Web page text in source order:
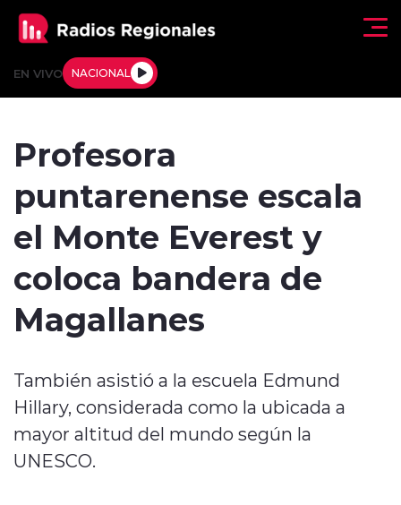
EN VIVO NACIONAL
Deportes
Internacional
Entrevistas
Profesora
puntarenense escala
el Monte Everest y
coloca bandera de
Magallanes
También asistió a la escuela Edmund
Hillary, considerada como la ubicada a
mayor altitud del mundo según la
UNESCO.